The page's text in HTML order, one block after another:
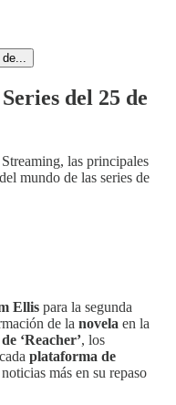
de...
del 25 de
las principales
mundo de las series de
Ellis para la segunda
de la novela en la
‘Reacher’, los
plataforma de
más en su repaso